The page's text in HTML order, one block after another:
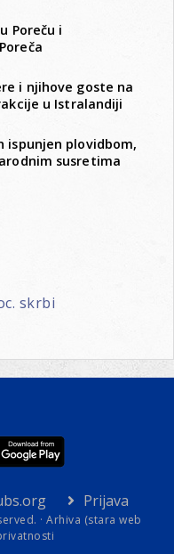
Poreču i
i njihove goste na
u Istralandiji
ispunjen plovidbom,
susretima
skrbi
Prijava
· Arhiva (stara web